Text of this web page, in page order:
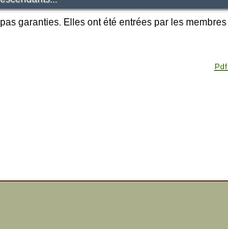
garanties. Elles ont été entrées par les